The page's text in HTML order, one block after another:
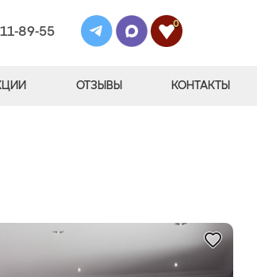
89-55
0
ОТЗЫВЫ КОНТАКТЫ